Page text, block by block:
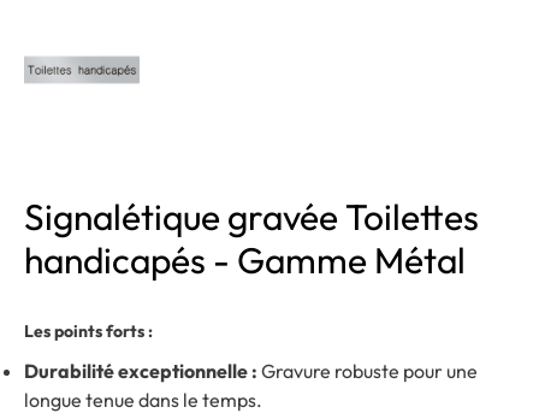
Signalétique gravée Toilettes
handicapés - Gamme Métal
Les points forts :
Durabilité exceptionnelle : Gravure robuste pour une
longue tenue dans le temps.